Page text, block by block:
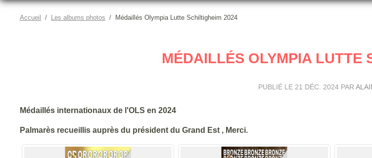
Accueil Les albums photos Médaillés Olympia Lutte Schiltigheim 2024
MÉDAILLÉS OLYMPIA LUTTE
PUBLIÉ LE 21 DÉC. 2024 PAR
Médaillés internationaux de l'OLS en 2024
Palmarès recueillis auprès du président du Grand Est , Merci.